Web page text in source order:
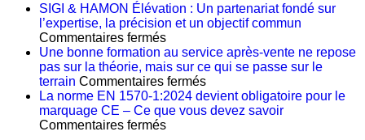
SIGI & HAMON Élévation : Un partenariat fondé sur
l’expertise, la précision et un objectif commun
Commentaires ferméssur
SIGI
&
HAMON
Élévation
:
Un
Une bonne formation au service après-vente ne repose
pas sur la théorie, mais sur ce qui se passe sur le
terrain Commentaires ferméssur
Une
bonne
La norme EN 1570-1:2024 devient obligatoire pour le
marquage CE – Ce que vous devez savoir
Commentaires ferméssur